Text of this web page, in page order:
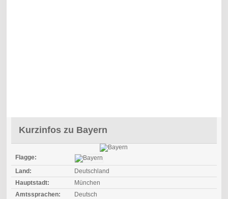
Kurzinfos zu Bayern
Flagge:
Land:
Deutschland
Hauptstadt:
München
Amtssprachen:
Deutsch